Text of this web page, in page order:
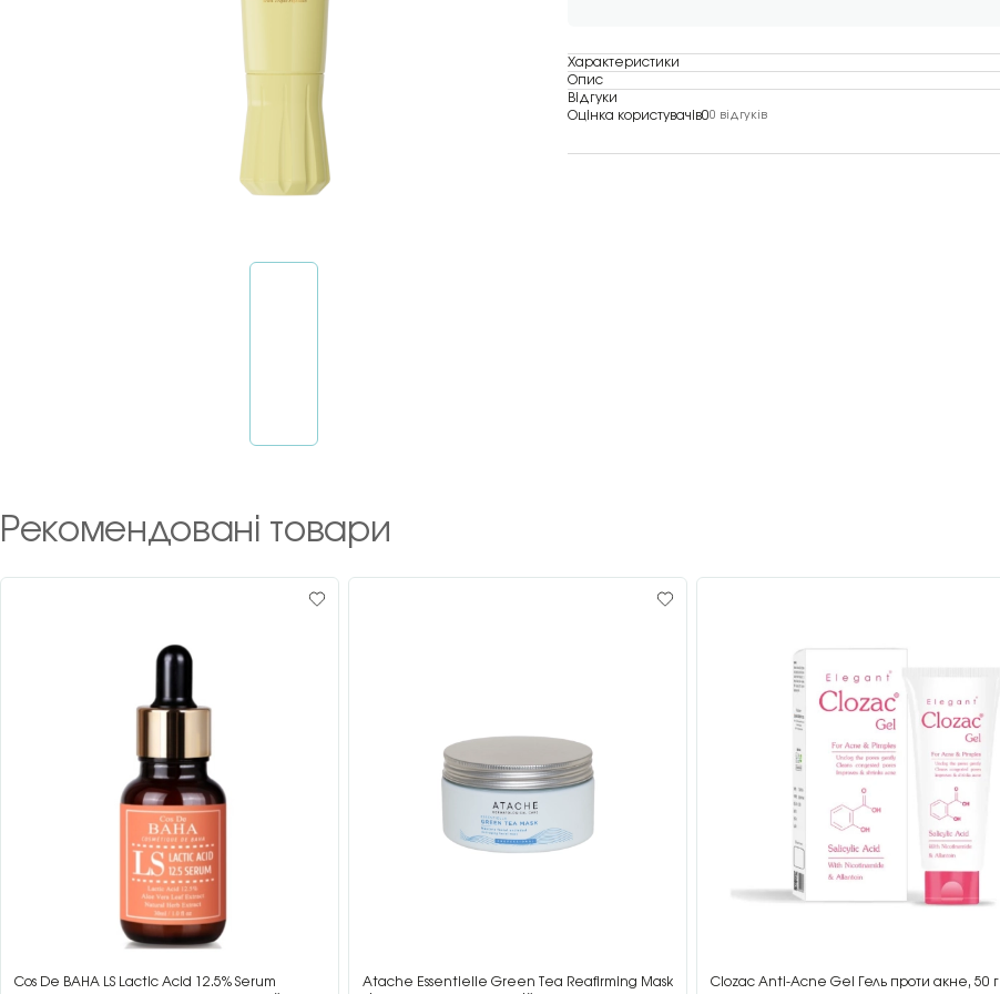
Характеристики
Опис
Відгуки
Оцінка користувачів00 відгуків
Рекомендовані товари
Cos De BAHA LS Lactic Acid 12.5% Serum
Atache Essentielle Green Tea Reafirming Mask
Clozac Anti-Acne Gel Гель проти акне, 50 г